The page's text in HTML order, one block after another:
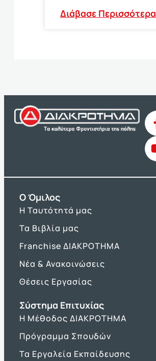
Διάβασε Περισσότερα
O Όμιλος
Η Ταυτότητά μας
Τα Βιβλία μας
Franchise ΔΙΑΚΡΟΤΗΜΑ
Νέα & Ανακοινώσεις
Θέσεις Εργασίας
Σύστημα Επιτυχίας
Η Μέθοδος ΔΙΑΚΡΟΤΗΜΑ
Πρόγραμμα Σπουδών
Τα Εργαλεία Εκπαίδευσης